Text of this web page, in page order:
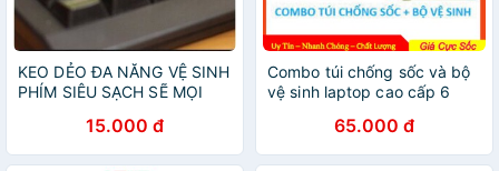
KEO DẺO ĐA NĂNG VỆ SINH
PHÍM SIÊU SẠCH SẼ MỌI
15.000 đ
Combo túi chống sốc và bộ
vệ sinh laptop cao cấp 6
65.000 đ